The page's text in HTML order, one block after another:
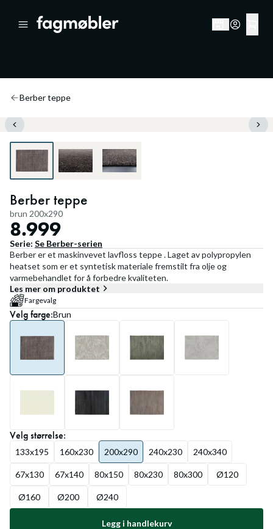
Berber teppe
Berber teppe
brun 200x290
8.999
Serie: Se Berber-serien
Berber er et maskinvevet lavfloss teppe . Laget av polypropylen
heatset som er et syntetisk materiale fremstilt fra olje og
varmebehandlet for å forbedre kvaliteten.
Les mer om produktet
Fargevalg
Velgfarge:Brun
Velgstørrelse:
133x195 160x230 200x290 240x230 240x340
67x130 67x140 80x150 80x230 80x300 Ø120
Ø160 Ø200 Ø240
Legg i handlekurv